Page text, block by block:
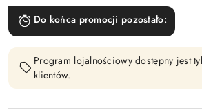
Do końca promocji pozostało:
Program lojalnościowy dostępny jest
klientów.